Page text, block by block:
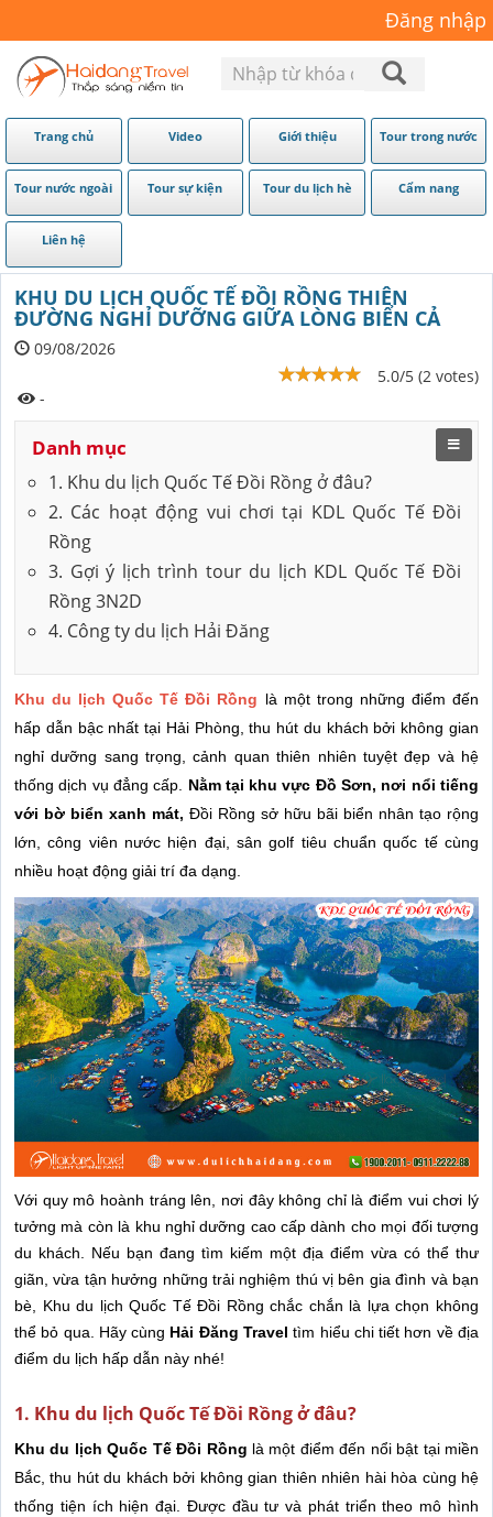
Đăng nhập
Trang chủ Video Giới thiệu Tour trong nước
Tour nước ngoài Tour sự kiện Tour du lịch hè Cẩm nang
Liên hệ
KHU DU LỊCH QUỐC TẾ ĐỒI RỒNG THIÊN
ĐƯỜNG NGHỈ DƯỠNG GIỮA LÒNG BIỂN CẢ
09/08/2026
5.0/5 (2 votes)
-
Danh mục
1. Khu du lịch Quốc Tế Đồi Rồng ở đâu?
2. Các hoạt động vui chơi tại KDL Quốc Tế Đồi
Rồng
3. Gợi ý lịch trình tour du lịch KDL Quốc Tế Đồi
Rồng 3N2D
4. Công ty du lịch Hải Đăng
Khu du lịch Quốc Tế Đồi Rồng là một trong những điểm đến
hấp dẫn bậc nhất tại Hải Phòng, thu hút du khách bởi không gian
nghỉ dưỡng sang trọng, cảnh quan thiên nhiên tuyệt đẹp và hệ
thống dịch vụ đẳng cấp. Nằm tại khu vực Đồ Sơn, nơi nổi tiếng
với bờ biển xanh mát, Đồi Rồng sở hữu bãi biển nhân tạo rộng
lớn, công viên nước hiện đại, sân golf tiêu chuẩn quốc tế cùng
nhiều hoạt động giải trí đa dạng.
Với quy mô hoành tráng lên, nơi đây không chỉ là điểm vui chơi lý
tưởng mà còn là khu nghỉ dưỡng cao cấp dành cho mọi đối tượng
du khách. Nếu bạn đang tìm kiếm một địa điểm vừa có thể thư
giãn, vừa tận hưởng những trải nghiệm thú vị bên gia đình và bạn
bè, Khu du lịch Quốc Tế Đồi Rồng chắc chắn là lựa chọn không
thể bỏ qua. Hãy cùng Hải Đăng Travel tìm hiểu chi tiết hơn về địa
điểm du lịch hấp dẫn này nhé!
1. Khu du lịch Quốc Tế Đồi Rồng ở đâu?
Khu du lịch Quốc Tế Đồi Rồng là một điểm đến nổi bật tại miền
Bắc, thu hút du khách bởi không gian thiên nhiên hài hòa cùng hệ
thống tiện ích hiện đại. Được đầu tư và phát triển theo mô hình